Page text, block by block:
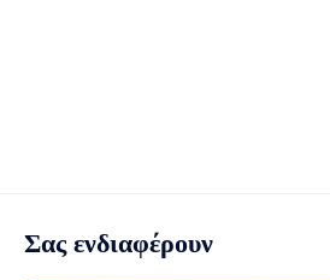
Σας ενδιαφέρουν